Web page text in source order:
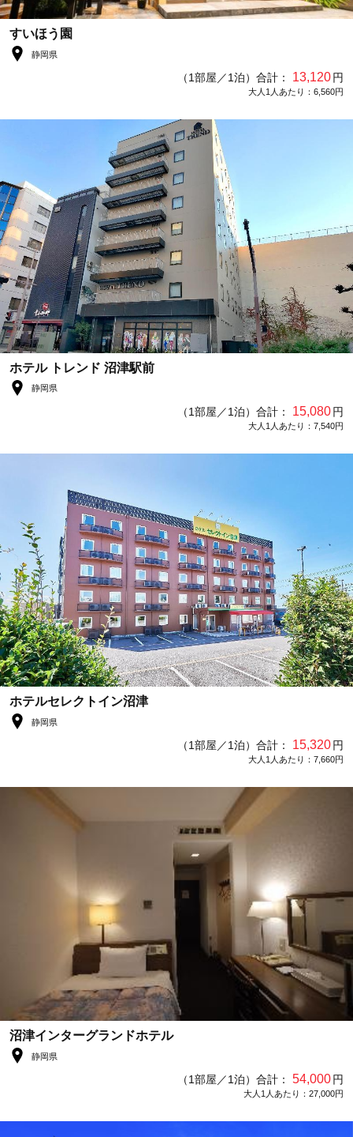
すいほう園
静岡県
（1部屋／1泊）合計： 13,120円
大人1人あたり：6,560円
ホテル トレンド 沼津駅前
静岡県
（1部屋／1泊）合計： 15,080円
大人1人あたり：7,540円
ホテルセレクトイン沼津
静岡県
（1部屋／1泊）合計： 15,320円
大人1人あたり：7,660円
沼津インターグランドホテル
静岡県
（1部屋／1泊）合計： 54,000円
大人1人あたり：27,000円